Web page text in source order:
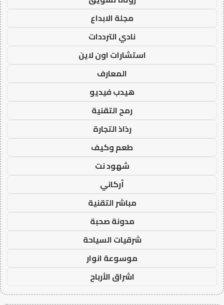
مجلة الابداع
نادي الترددات
استشارات اون لاين
المعارف
هيدب فيديو
رمح التقنية
رذاذ التجارة
طعم وكيف
شهود نت
أركاني
مباشر التقنية
مدونة صحبة
شرقيات السياحة
موسوعة انوار
اشراق الأرباح